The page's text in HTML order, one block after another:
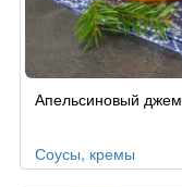
по
Апельсиновый
Соусы, кремы